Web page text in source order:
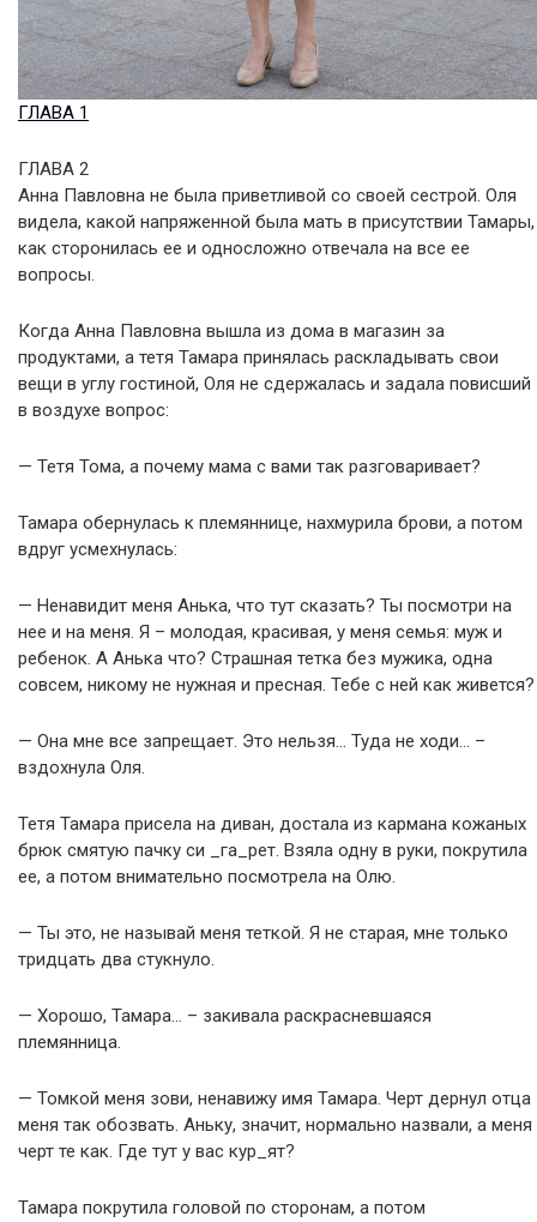
ГЛАВА 1
ГЛАВА 2
Анна Павловна не была приветливой со своей сестрой. Оля
видела, какой напряженной была мать в присутствии Тамары,
как сторонилась ее и односложно отвечала на все ее
вопросы.
Когда Анна Павловна вышла из дома в магазин за
продуктами, а тетя Тамара принялась раскладывать свои
вещи в углу гостиной, Оля не сдержалась и задала повисший
в воздухе вопрос:
— Тетя Тома, а почему мама с вами так разговаривает?
Тамара обернулась к племяннице, нахмурила брови, а потом
вдруг усмехнулась:
— Ненавидит меня Анька, что тут сказать? Ты посмотри на
нее и на меня. Я – молодая, красивая, у меня семья: муж и
ребенок. А Анька что? Страшная тетка без мужика, одна
совсем, никому не нужная и пресная. Тебе с ней как живется?
— Она мне все запрещает. Это нельзя… Туда не ходи… –
вздохнула Оля.
Тетя Тамара присела на диван, достала из кармана кожаных
брюк смятую пачку си _га_рет. Взяла одну в руки, покрутила
ее, а потом внимательно посмотрела на Олю.
— Ты это, не называй меня теткой. Я не старая, мне только
тридцать два стукнуло.
— Хорошо, Тамара… – закивала раскрасневшаяся
племянница.
— Томкой меня зови, ненавижу имя Тамара. Черт дернул отца
меня так обозвать. Аньку, значит, нормально назвали, а меня
черт те как. Где тут у вас кур_ят?
Тамара покрутила головой по сторонам, а потом